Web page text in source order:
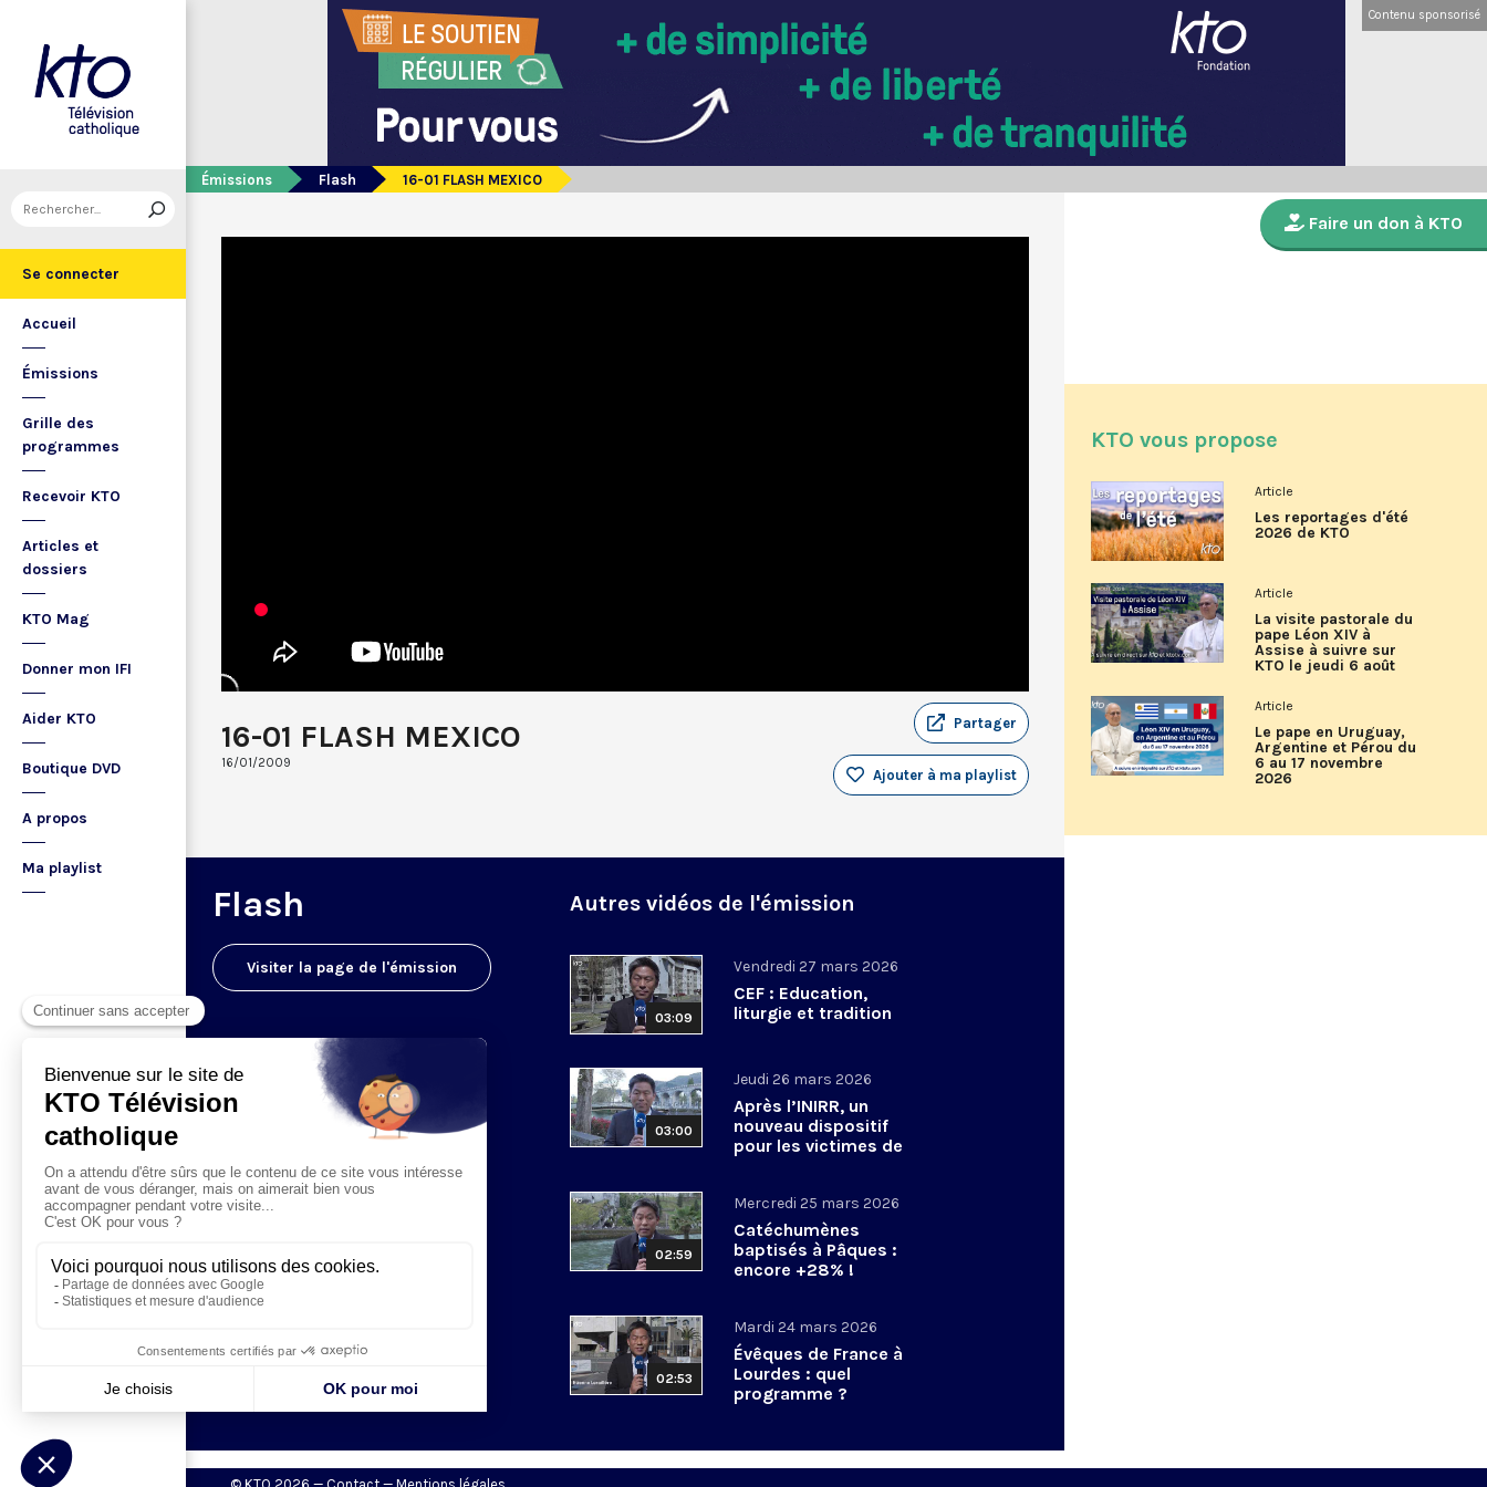
Se connecter
Accueil
Émissions
Grille des
programmes
Recevoir KTO
Articles et
dossiers
KTO Mag
Donner mon IFI
Aider KTO
Boutique DVD
A propos
Ma playlist
Contenu sponsorisé
Émissions Flash 16-01 FLASH MEXICO
16-01 FLASH MEXICO
16/01/2009
Partager
Ajouter à ma playlist
Flash
Visiter la page de l'émission
Autres vidéos de l'émission
03:09
Vendredi 27 mars 2026
CEF : Education,
liturgie et tradition
03:00
Jeudi 26 mars 2026
Après l’INIRR, un
nouveau dispositif
pour les victimes de
02:59
Mercredi 25 mars 2026
Catéchumènes
baptisés à Pâques :
encore +28% !
02:53
Mardi 24 mars 2026
Évêques de France à
Lourdes : quel
programme ?
Faire un don à KTO
KTO vous propose
Article
Les reportages d'été
2026 de KTO
Article
La visite pastorale du
pape Léon XIV à
Assise à suivre sur
KTO le jeudi 6 août
Article
Le pape en Uruguay,
Argentine et Pérou du
6 au 17 novembre
2026